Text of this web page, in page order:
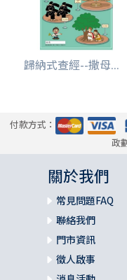
歸納式查經--撒母...
付款方式：
政
關於我們
常見問題FAQ
聯絡我們
門市資訊
徵人啟事